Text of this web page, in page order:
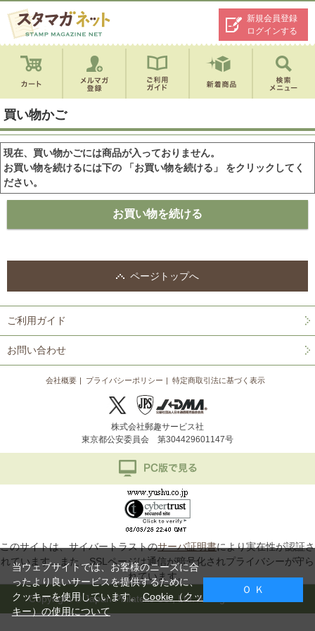
新規会員登録
ログインする
買い物かご
現在、買い物かごには商品が入っておりません。
お買い物を続けるには下の 「お買い物を続ける」 をクリックしてく
ださい。
ページトップへ
ご利用ガイド
お問い合わせ
会社概要 プライバシーポリシー 特定商取引法に基づく表示
株式会社郵趣サービス社
東京都公安委員会 第304429601147号
このサイトは、サイバートラストのサーバ証明書により実在性が認証さ
れています。また、SSLページは通信が暗号化されプライバシーが守ら
れています。
Copyright © Japan Philatelic Co., Ltd. All Rights Reserved.
当ウェブサイトでは、お客様のニーズに合
ったより良いサービスを提供するために、
クッキーを使用しています。Cookie（クッ
キー）の使用について
Ｏ Ｋ